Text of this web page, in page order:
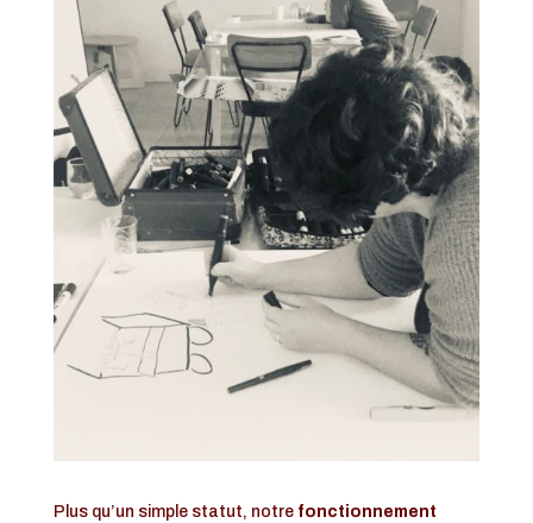
Plus qu’un simple statut, notre fonctionnement